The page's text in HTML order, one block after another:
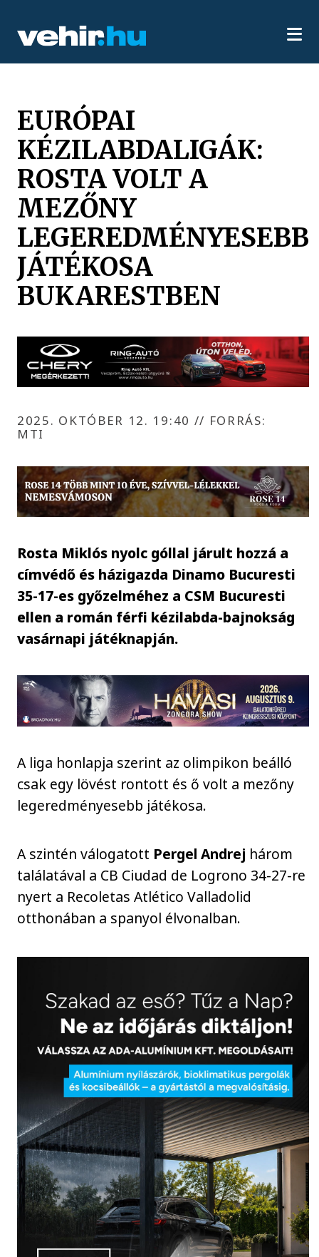
EURÓPAI
KÉZILABDALIGÁK:
ROSTA VOLT A
MEZŐNY
LEGEREDMÉNYESEBB
JÁTÉKOSA
BUKARESTBEN
2025. OKTÓBER 12. 19:40 // FORRÁS:
MTI
Rosta Miklós nyolc góllal járult hozzá a
címvédő és házigazda Dinamo Bucuresti
35-17-es győzelméhez a CSM Bucuresti
ellen a román férfi kézilabda-bajnokság
vasárnapi játéknapján.
A liga honlapja szerint az olimpikon beálló
csak egy lövést rontott és ő volt a mezőny
legeredményesebb játékosa.
A szintén válogatott Pergel Andrej három
találatával a CB Ciudad de Logrono 34-27-re
nyert a Recoletas Atlético Valladolid
otthonában a spanyol élvonalban.